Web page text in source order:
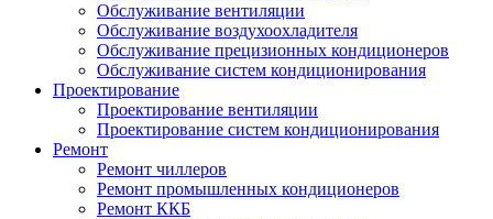
Обслуживание вентиляции
Обслуживание воздухоохладителя
Обслуживание прецизионных кондиционеров
Обслуживание систем кондиционирования
Проектирование
Проектирование вентиляции
Проектирование систем кондиционирования
Ремонт
Ремонт чиллеров
Ремонт промышленных кондиционеров
Ремонт ККБ